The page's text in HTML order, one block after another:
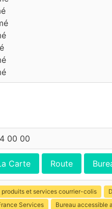
00 00
Carte Route
produits et services courrier-colis
Services
Bureau accessible